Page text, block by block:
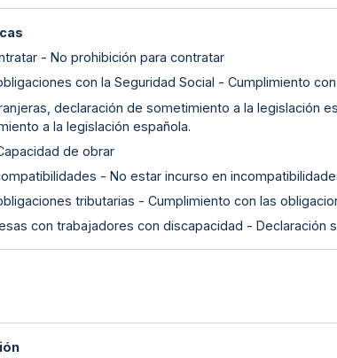
- No prohibición para contratar
con la Seguridad Social - Cumplimiento
declaración de sometimiento a la legislación
a la legislación española.
de obrar
- No estar incurso en
tributarias - Cumplimiento con las
con trabajadores con discapacidad - Declaración